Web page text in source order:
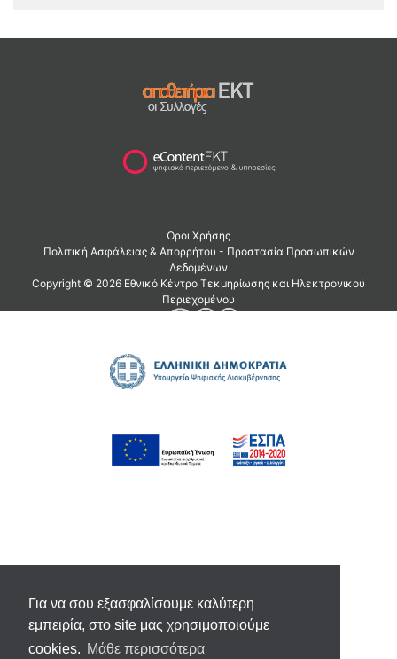
Για να σου εξασφαλίσουμε καλύτερη
εμπειρία, στο site μας χρησιμοποιούμε
cookies. Μάθε περισσότερα